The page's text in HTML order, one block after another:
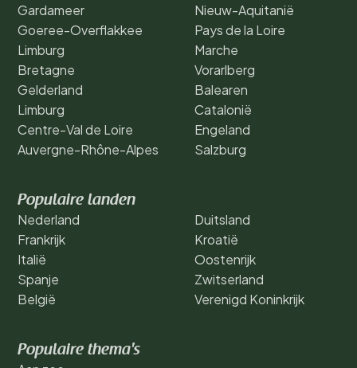
Gardameer
Goeree-Overflakkee
Limburg
Bretagne
Gelderland
Limburg
Centre-Val de Loire
Auvergne-Rhône-Alpes
Nieuw-Aquitanië
Pays de la Loire
Marche
Vorarlberg
Balearen
Catalonië
Engeland
Salzburg
Populaire landen
Nederland
Frankrijk
Italië
Spanje
België
Duitsland
Kroatië
Oostenrijk
Zwitserland
Verenigd Koninkrijk
Populaire thema's